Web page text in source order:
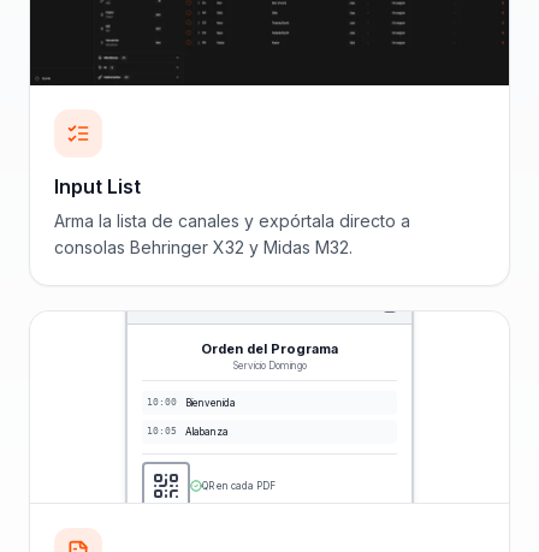
Input List
Arma la lista de canales y expórtala directo a
consolas Behringer X32 y Midas M32.
Orden del Programa
Servicio Domingo
10:00 Bienvenida
10:05 Alabanza
QR en cada PDF